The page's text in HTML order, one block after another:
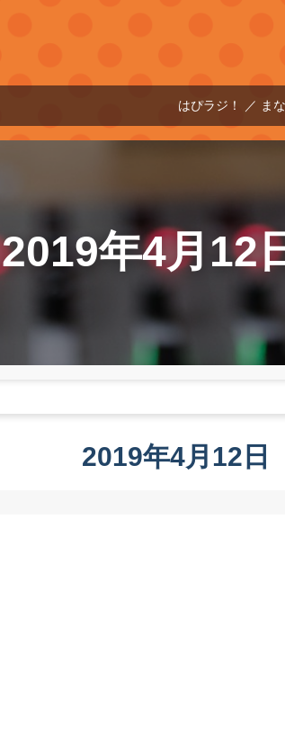
はぴラジ！ ／ まなぼ
2019年4月12
2019年4月12日